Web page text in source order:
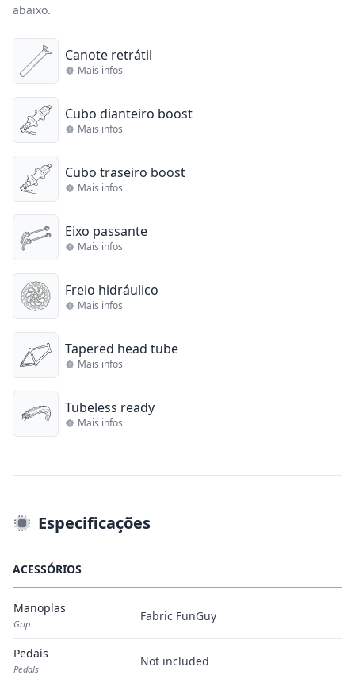
abaixo.
Canote retrátil
Mais infos
Cubo dianteiro boost
Mais infos
Cubo traseiro boost
Mais infos
Eixo passante
Mais infos
Freio hidráulico
Mais infos
Tapered head tube
Mais infos
Tubeless ready
Mais infos
Especificações
ACESSÓRIOS
Manoplas
Grip
Fabric FunGuy
Pedais
Pedals
Not included